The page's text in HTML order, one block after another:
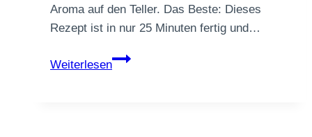
Aroma auf den Teller. Das Beste: Dieses
Rezept ist in nur 25 Minuten fertig und…
Weiterlesen
Vegane